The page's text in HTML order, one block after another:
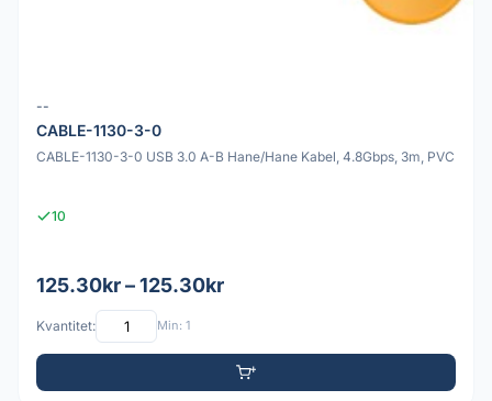
--
CABLE-1130-3-0
CABLE-1130-3-0 USB 3.0 A-B Hane/Hane Kabel, 4.8Gbps, 3m, PVC
10
125.30kr – 125.30kr
Kvantitet: Min: 1